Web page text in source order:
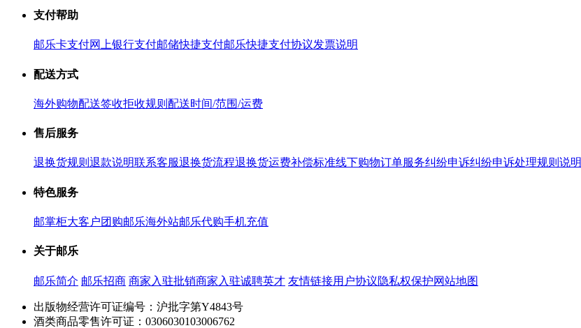
支付帮助
邮乐卡支付网上银行支付邮储快捷支付邮乐快捷支付协议发票说明
配送方式
海外购物配送签收拒收规则 配送时间/范围/运费
售后服务
退换货规则 退款说明联系客服退换货流程退换货运费补偿标准线下购物订单服务纠纷申诉纠纷申诉处理规则说明
特色服务
邮掌柜大客户团购邮乐海外站邮乐代购手机充值
关于邮乐
邮乐简介 邮乐招商 商家入驻批销商家入驻诚聘英才 友情链接用户协议隐私权保护网站地图
出版物经营许可证编号：沪批字第Y4843号
酒类商品零售许可证：0306030103006762